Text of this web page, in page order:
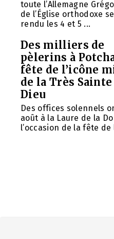
toute l’Allemagne
de l’Église orthodoxe
rendu les 4 et 5 ...
Des milliers de
pèlerins à
fête de l’icône
de la Très
Dieu
Des offices solennels
août à la Laure de la
l’occasion de la fête de